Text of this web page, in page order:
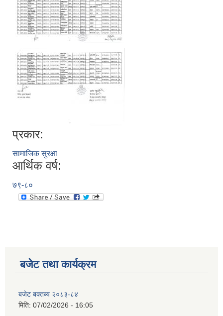
प्रकार:
सामाजिक सुरक्षा
आर्थिक वर्ष:
७९-८०
बजेट तथा कार्यक्रम
बजेट बक्तब्य २०८३-८४
मिति: 07/02/2026 - 16:05